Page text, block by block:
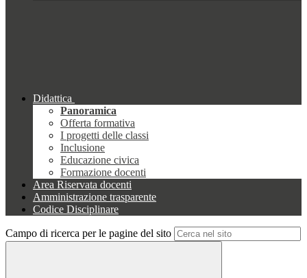
Didattica
Panoramica
Offerta formativa
I progetti delle classi
Inclusione
Educazione civica
Formazione docenti
Area Riservata docenti
Amministrazione trasparente
Codice Disciplinare
Campo di ricerca per le pagine del sito